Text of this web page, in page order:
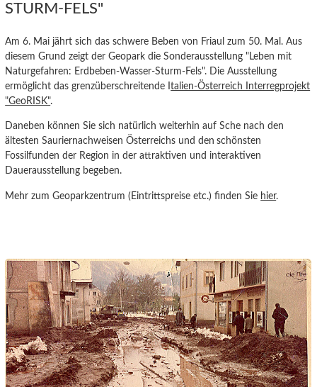
STURM-FELS"
Am 6. Mai jährt sich das schwere Beben von Friaul zum 50. Mal. Aus
diesem Grund zeigt der Geopark die Sonderausstellung "Leben mit
Naturgefahren: Erdbeben-Wasser-Sturm-Fels". Die Ausstellung
ermöglicht das grenzüberschreitende Italien-Österreich Interregprojekt
"GeoRISK".
Daneben können Sie sich natürlich weiterhin auf Sche nach den
ältesten Sauriernachweisen Österreichs und den schönsten
Fossilfunden der Region in der attraktiven und interaktiven
Dauerausstellung begeben.
Mehr zum Geoparkzentrum (Eintrittspreise etc.) finden Sie hier.